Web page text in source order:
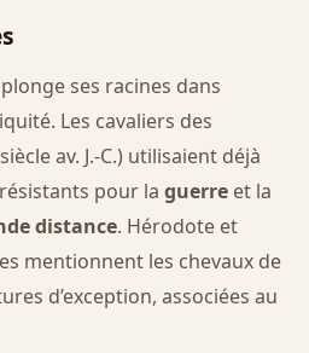
ses racines dans
Les cavaliers des
av. J.-C.) utilisaient déjà
pour la guerreet la
distance. Hérodote et
mentionnent les chevaux de
d’exception, associées au